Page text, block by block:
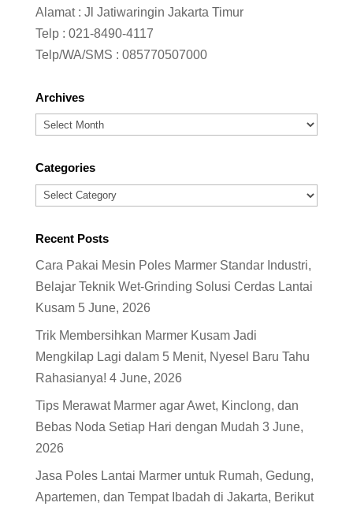
Alamat : Jl Jatiwaringin Jakarta Timur
Telp : 021-8490-4117
Telp/WA/SMS : 085770507000
Archives
Archives
Categories
Categories
Recent Posts
Cara Pakai Mesin Poles Marmer Standar Industri,
Belajar Teknik Wet-Grinding Solusi Cerdas Lantai
Kusam 5 June, 2026
Trik Membersihkan Marmer Kusam Jadi
Mengkilap Lagi dalam 5 Menit, Nyesel Baru Tahu
Rahasianya! 4 June, 2026
Tips Merawat Marmer agar Awet, Kinclong, dan
Bebas Noda Setiap Hari dengan Mudah 3 June,
2026
Jasa Poles Lantai Marmer untuk Rumah, Gedung,
Apartemen, dan Tempat Ibadah di Jakarta, Berikut